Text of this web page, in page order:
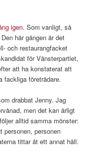
igen. Som vanligt, så
här gången är det
och restaurangfacket
för Vänsterpartiet,
att ha konstaterat att
fackliga företrädare.
drabbat Jenny. Jag
men det kan ärligt
alltid samma mönster:
personen, personen
tittar åt ett annat håll.